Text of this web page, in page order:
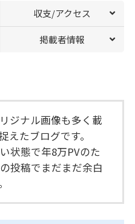
収支/アクセス
掲載者情報
ジナル画像も多く載
えたブログです。
状態で年8万PVのた
投稿でまだまだ余白